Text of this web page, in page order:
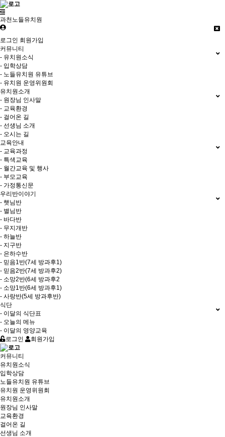
과천노들유치원
로그인 회원가입
커뮤니티
- 유치원소식
- 입학상담
- 노들유치원 유튜브
- 유치원 운영위원회
유치원소개
- 원장님 인사말
- 교육환경
- 걸어온 길
- 선생님 소개
- 오시는 길
교육안내
- 교육과정
- 특색교육
- 월간교육 및 행사
- 부모교육
- 가정통신문
우리반이야기
- 햇님반
- 별님반
- 바다반
- 무지개반
- 하늘반
- 지구반
- 은하수반
- 믿음1반(7세 방과후1)
- 믿음2반(7세 방과후2)
- 소망2반(6세 방과후2
- 소망1반(6세 방과후1)
- 사랑반(5세 방과후반)
식단
- 이달의 식단표
- 오늘의 메뉴
- 이달의 영양교육
로그인
회원가입
커뮤니티
유치원소식
입학상담
노들유치원 유튜브
유치원 운영위원회
유치원소개
원장님 인사말
교육환경
걸어온 길
선생님 소개